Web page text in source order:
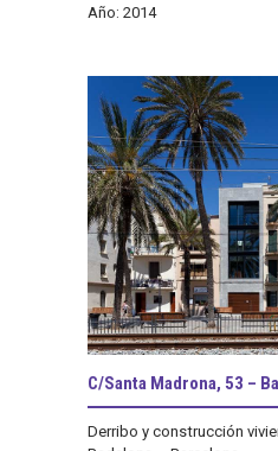
Año: 2014
C/Santa Madrona, 53 –
Derribo y construcción